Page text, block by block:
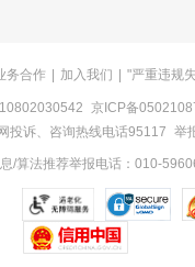
务合作 加入我们 "严重违规
京ICP备
投诉、咨询热线电话95117 举
/算法推荐举报电话：010-